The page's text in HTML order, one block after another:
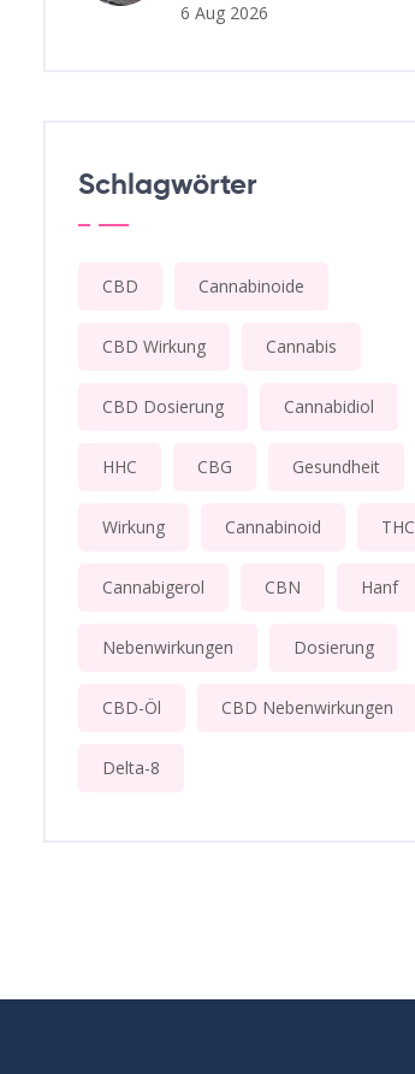
6 Aug 2026
Schlagwörter
CBD Cannabinoide
CBD Wirkung Cannabis
CBD Dosierung Cannabidiol
HHC CBG Gesundheit
Wirkung Cannabinoid THC
Cannabigerol CBN Hanf
Nebenwirkungen Dosierung
CBD-Öl CBD Nebenwirkungen
Delta-8